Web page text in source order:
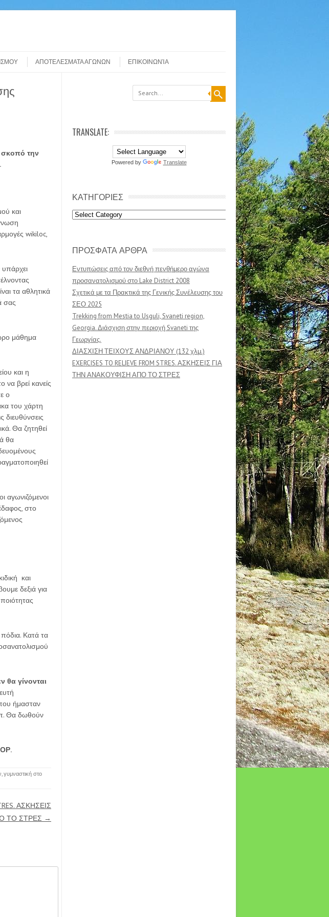
ΑΠΟΤΕΛΕΣΜΑΤΑ ΑΓΩΝΩΝ ΕΠΙΚΟΙΝΩΝΊΑ
την
και
wikiloc,
τα αθλητικά
σας
μάθημα
και η
βρεί κανείς
ο
του χάρτη
διευθύνσεις
Θα ζητηθεί
θα
αγωνιζόμενοι
στο
και
δεξιά για
Κατά τα
θα γίνονται
ήμασταν
Θα δωθούν
,γυμναστική στο
ΑΣΚΗΣΕΙΣ
ΤΟ ΣΤΡΕΣ →
TRANSLATE:
Powered by Translate
ΚΑΤΗΓΟΡΙΕΣ
Κατηγοριες
ΠΡΟΣΦΑΤΑ ΑΡΘΡΑ
Εντυπώσεις από τον διεθνή πενθήμερο αγώνα
προσανατολισμού στο Lake District 2008
Σχετικά με τα Πρακτικά της Γενικής Συνέλευσης του
ΣΕΟ 2025
Trekking from Mestia to Usguli, Svaneti region,
Georgia. Διάσχιση στην περιοχή Svaneti της
Γεωργίας.
ΔΙΑΣΧΙΣΗ ΤΕΙΧΟΥΣ ΑΝΔΡΙΑΝΟΥ (132 χλμ.)
EXERCISES TO RELIEVE FROM STRES. ΑΣΚΗΣΕΙΣ ΓΙΑ
ΤΗΝ ΑΝΑΚΟΥΦΙΣΗ ΑΠΟ ΤΟ ΣΤΡΕΣ